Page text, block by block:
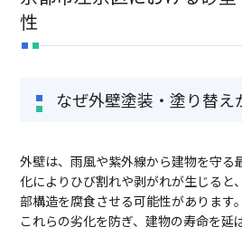
性
なぜ外壁塗装・塗り替え
外壁は、雨風や紫外線から建物を守る
化によりひび割れや剥がれが生じると
部構造を腐食させる可能性があります
これらの劣化を防ぎ、建物の寿命を延